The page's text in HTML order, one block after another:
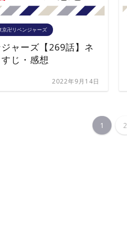
京卍リベンジャーズ
ャーズ【269話】ネ
じ・感想
2022年9月14日
1 2